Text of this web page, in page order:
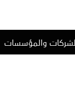
والمؤسسات